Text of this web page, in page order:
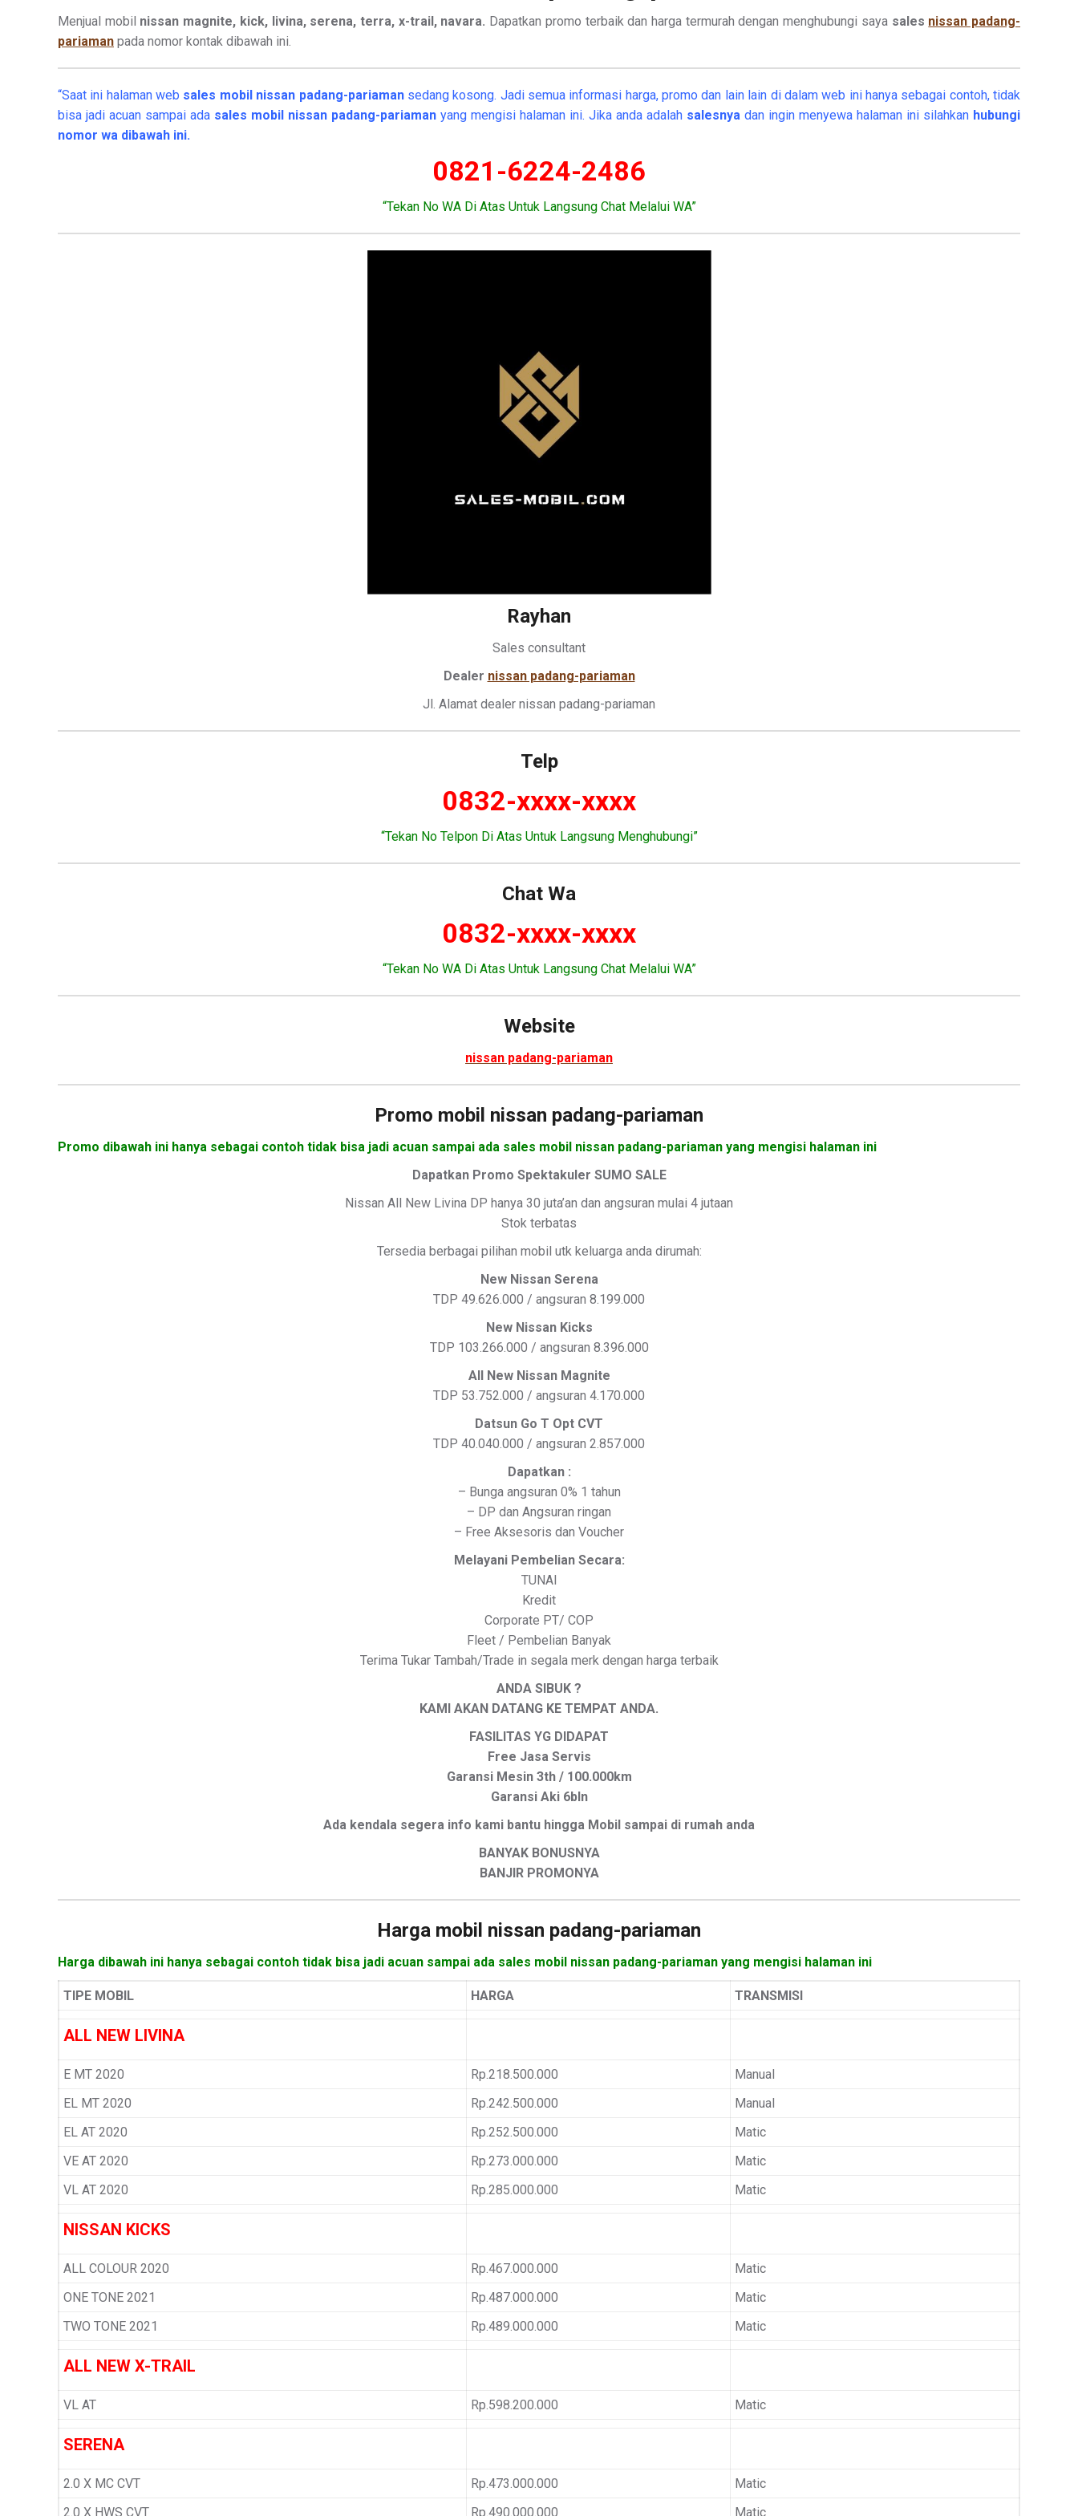
Menjual mobil nissan magnite, kick, livina, serena, terra, x-trail, navara. Dapatkan promo terbaik dan harga termurah dengan menghubungi saya sales nissan padang-
pariaman pada nomor kontak dibawah ini.
“Saat ini halaman web sales mobil nissan padang-pariaman sedang kosong. Jadi semua informasi harga, promo dan lain lain di dalam web ini hanya sebagai contoh, tidak
bisa jadi acuan sampai ada sales mobil nissan padang-pariaman yang mengisi halaman ini. Jika anda adalah salesnya dan ingin menyewa halaman ini silahkan hubungi
nomor wa dibawah ini.
0821-6224-2486
“Tekan No WA Di Atas Untuk Langsung Chat Melalui WA”
Rayhan
Sales consultant
Dealer nissan padang-pariaman
Jl. Alamat dealer nissan padang-pariaman
Telp
0832-xxxx-xxxx
“Tekan No Telpon Di Atas Untuk Langsung Menghubungi”
Chat Wa
0832-xxxx-xxxx
“Tekan No WA Di Atas Untuk Langsung Chat Melalui WA”
Website
nissan padang-pariaman
Promo mobil nissan padang-pariaman
Promo dibawah ini hanya sebagai contoh tidak bisa jadi acuan sampai ada sales mobil nissan padang-pariaman yang mengisi halaman ini
Dapatkan Promo Spektakuler SUMO SALE
Nissan All New Livina DP hanya 30 juta’an dan angsuran mulai 4 jutaan
Stok terbatas
Tersedia berbagai pilihan mobil utk keluarga anda dirumah:
New Nissan Serena
TDP 49.626.000 / angsuran 8.199.000
New Nissan Kicks
TDP 103.266.000 / angsuran 8.396.000
All New Nissan Magnite
TDP 53.752.000 / angsuran 4.170.000
Datsun Go T Opt CVT
TDP 40.040.000 / angsuran 2.857.000
Dapatkan :
– Bunga angsuran 0% 1 tahun
– DP dan Angsuran ringan
– Free Aksesoris dan Voucher
Melayani Pembelian Secara:
TUNAI
Kredit
Corporate PT/ COP
Fleet / Pembelian Banyak
Terima Tukar Tambah/Trade in segala merk dengan harga terbaik
ANDA SIBUK ?
KAMI AKAN DATANG KE TEMPAT ANDA.
FASILITAS YG DIDAPAT
Free Jasa Servis
Garansi Mesin 3th / 100.000km
Garansi Aki 6bln
Ada kendala segera info kami bantu hingga Mobil sampai di rumah anda
BANYAK BONUSNYA
BANJIR PROMONYA
Harga mobil nissan padang-pariaman
Harga dibawah ini hanya sebagai contoh tidak bisa jadi acuan sampai ada sales mobil nissan padang-pariaman yang mengisi halaman ini
TIPE MOBIL HARGA TRANSMISI
ALL NEW LIVINA
E MT 2020 Rp.218.500.000
Manual
EL MT 2020
Rp.242.500.000
Manual
EL AT 2020
Rp.252.500.000
Matic
VE AT 2020
Rp.273.000.000
Matic
VL AT 2020
Rp.285.000.000 Matic
NISSAN KICKS
ALL COLOUR 2020 Rp.467.000.000
Matic
ONE TONE 2021
Rp.487.000.000
Matic
TWO TONE 2021
Rp.489.000.000 Matic
ALL NEW X-TRAIL
VL AT Rp.598.200.000 Matic
SERENA
2.0 X MC CVT Rp.473.000.000
Matic
2.0 X HWS CVT
Rp.490.000.000 Matic